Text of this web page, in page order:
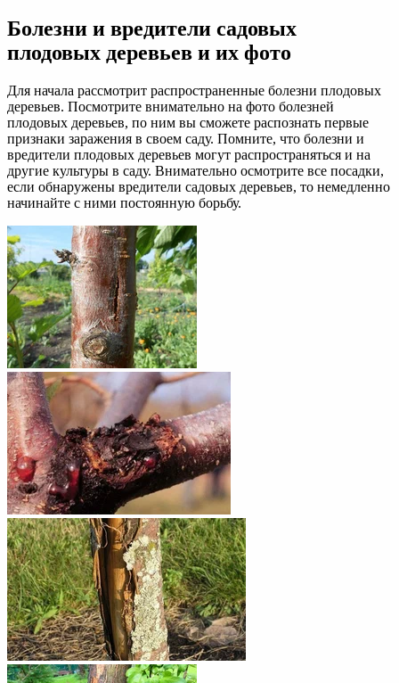
Болезни и вредители садовых
плодовых деревьев и их фото
Для начала рассмотрит распространенные болезни плодовых
деревьев. Посмотрите внимательно на фото болезней
плодовых деревьев, по ним вы сможете распознать первые
признаки заражения в своем саду. Помните, что болезни и
вредители плодовых деревьев могут распространяться и на
другие культуры в саду. Внимательно осмотрите все посадки,
если обнаружены вредители садовых деревьев, то немедленно
начинайте с ними постоянную борьбу.